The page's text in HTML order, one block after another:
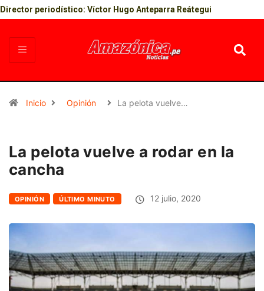
Director periodístico: Víctor Hugo Anteparra Reátegui
Inicio Opinión La pelota vuelve…
La pelota vuelve a rodar en la
cancha
OPINIÓN ÚLTIMO MINUTO 12 julio, 2020